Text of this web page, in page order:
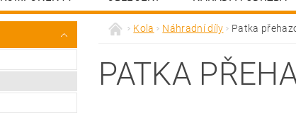
Kola Náhradní díly Patka
PATKA